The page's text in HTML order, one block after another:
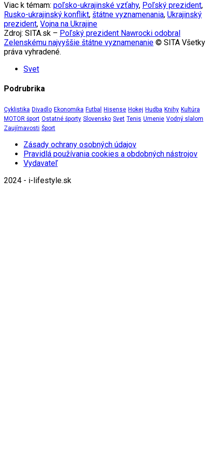
Viac k témam: poľsko-ukrajinské vzťahy, Poľský prezident,
Rusko-ukrajinský konflikt, štátne vyznamenania, Ukrajinský
prezident, Vojna na Ukrajine
Zdroj: SITA.sk – Poľský prezident Nawrocki odobral
Zelenskému najvyššie štátne vyznamenanie © SITA Všetky
práva vyhradené.
Svet
Podrubrika
Cyklistika Divadlo Ekonomika Futbal Hisense Hokej Hudba Knihy Kultúra
MOTOR šport Ostatné športy Slovensko Svet Tenis Umenie Vodný slalom
Zaujímavosti Šport
Zásady ochrany osobných údajov
Pravidlá používania cookies a obdobných nástrojov
Vydavateľ
2024 - i-lifestyle.sk